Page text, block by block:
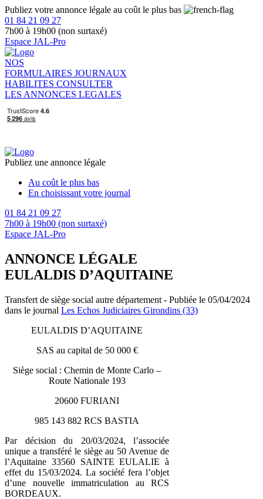
Publiez votre annonce légale au coût le plus bas
01 84 21 09 27
7h00 à 19h00 (non surtaxé)
Espace JAL-Pro
NOS
FORMULAIRES JOURNAUX
HABILITES CONSULTER
LES ANNONCES LEGALES
Publiez une annonce légale
Au coût le plus bas
En choisissant votre journal
01 84 21 09 27
7h00 à 19h00 (non surtaxé)
Espace JAL-Pro
ANNONCE LÉGALE
EULALDIS D’AQUITAINE
Transfert de siège social autre département - Publiée le 05/04/2024
dans le journal Les Echos Judiciaires Girondins (33)
EULALDIS D’AQUITAINE
SAS au capital de 50 000 €
Siège social : Chemin de Monte Carlo –
Route Nationale 193
20600 FURIANI
985 143 882 RCS BASTIA
Par décision du 20/03/2024, l’associée
unique a transféré le siège au 50 Avenue de
l’Aquitaine 33560 SAINTE EULALIE à
effet du 15/03/2024. La société fera l’objet
d’une nouvelle immatriculation au RCS
BORDEAUX.